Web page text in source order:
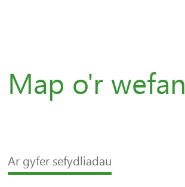
Map o'r wefan
Ar gyfer sefydliadau